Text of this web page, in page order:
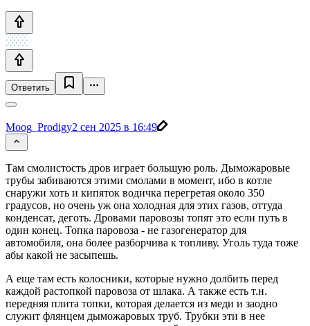
Ответить
Moog_Prodigy2 сен 2025 в 16:49
Там смолистость дров играет большую роль. Дыможаровые
трубы забиваются этими смолами в момент, ибо в котле
снаружи хоть и кипяток водичка перегретая около 350
градусов, но очень уж она холодная для этих газов, оттуда
конденсат, деготь. Дровами паровозы топят это если путь в
один конец. Топка паровоза - не газогенератор для
автомобиля, она более разборчива к топливу. Уголь туда тоже
абы какой не засыпешь.
А еще там есть колосники, которые нужно долбить перед
каждой растопкой паровоза от шлака. А также есть т.н.
передняя плита топки, которая делается из меди и заодно
служит флянцем дыможаровых труб. Трубки эти в нее